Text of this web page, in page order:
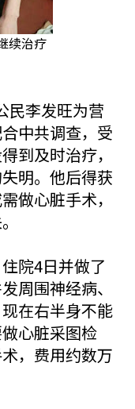
续治疗
民李发旺为营
中共调查，受
到及时治疗，
明。他后得获
做心脏手术，
院4日并做了
周围神经病、
在右半身不能
心脏采图检
，费用约数万